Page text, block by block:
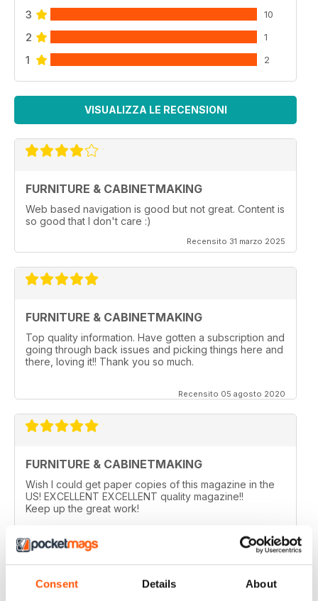
Consent Details About
3 10
2 1
1 2
VISUALIZZA LE RECENSIONI
FURNITURE & CABINETMAKING
Web based navigation is good but not great. Content is
so good that I don't care :)
Recensito 31 marzo 2025
FURNITURE & CABINETMAKING
Top quality information. Have gotten a subscription and
going through back issues and picking things here and
there, loving it!! Thank you so much.
Recensito 05 agosto 2020
FURNITURE & CABINETMAKING
Wish I could get paper copies of this magazine in the
US! EXCELLENT EXCELLENT quality magazine!!
Keep up the great work!